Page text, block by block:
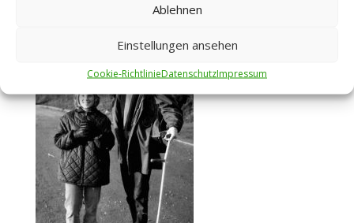
Ablehnen
Einstellungen ansehen
Cookie-RichtlinieDatenschutzImpressum